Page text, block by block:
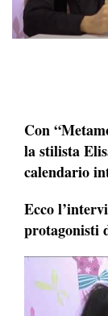
Con
la stilista
calendario
Ecco
protagonisti